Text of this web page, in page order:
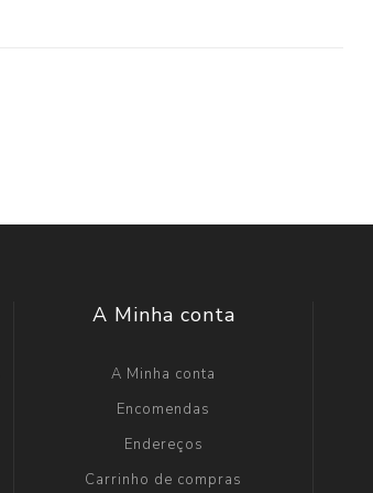
A Minha conta
A Minha conta
Encomendas
Endereços
Carrinho de compras